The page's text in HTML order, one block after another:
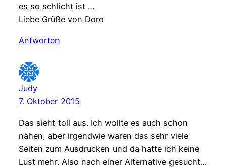
es so schlicht ist …
Liebe Grüße von Doro
Antworten
Judy
7. Oktober 2015
Das sieht toll aus. Ich wollte es auch schon
nähen, aber irgendwie waren das sehr viele
Seiten zum Ausdrucken und da hatte ich keine
Lust mehr. Also nach einer Alternative gesucht…